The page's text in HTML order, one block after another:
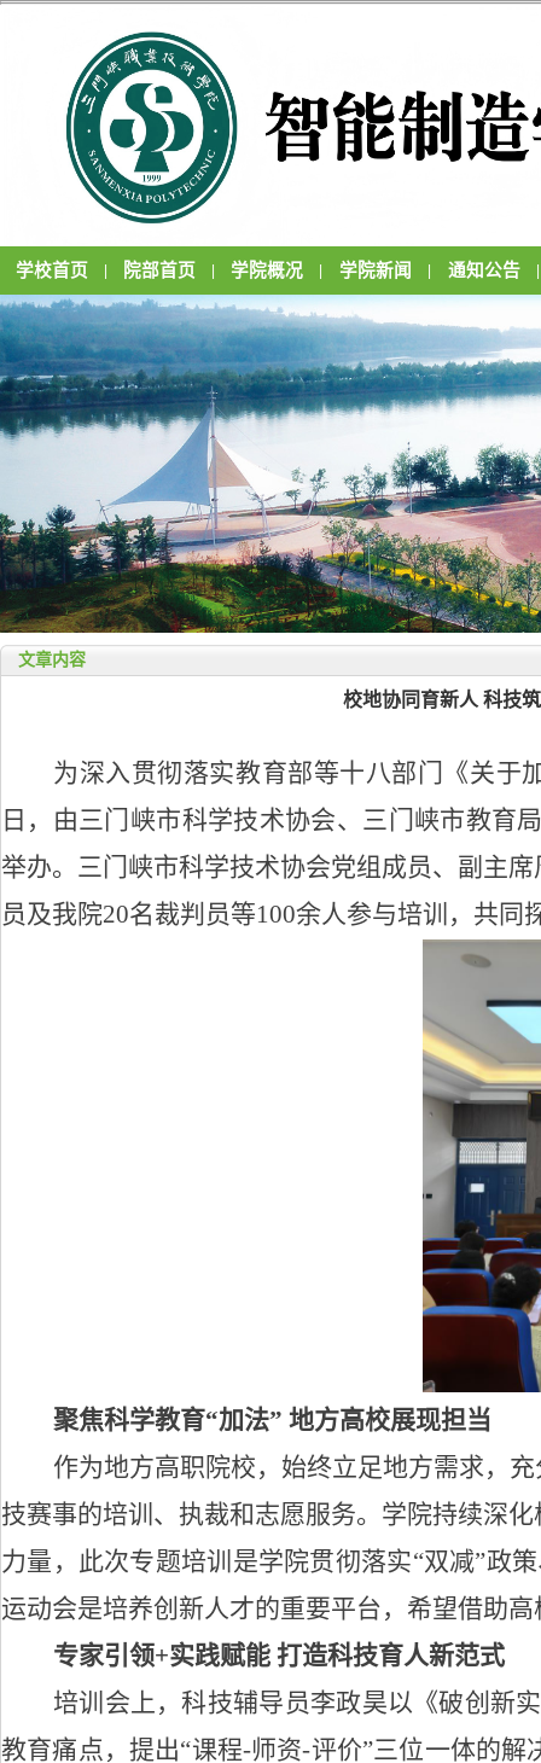
学校首页 院部首页 学院概况 学院新闻 通知公告
文章内容
校地协同育新人 科技
为深入贯彻落实教育部等十八部门《关于
日，由三门峡市科学技术协会、三门峡市教育
举办。 三门峡市科学技术协会党组成员、副主
员及我院20名裁判员等100余人参与培训，共同
聚焦科学教育“加法” 地方高校展现担当
作为地方高职院校，始终立足地方需求，
技赛事的培训 、执裁和志愿服务。 学院持续深
力量 ， 此次专题培训是学院贯彻落实“双减”政
运动会是培养创新人才的重要平台，希望借助
专家引领+实践赋能 打造科技育人新范式
培训会上，科技辅导员李政昊以《破创新
教育痛点，提出“课程-师资-评价”三位一体的解